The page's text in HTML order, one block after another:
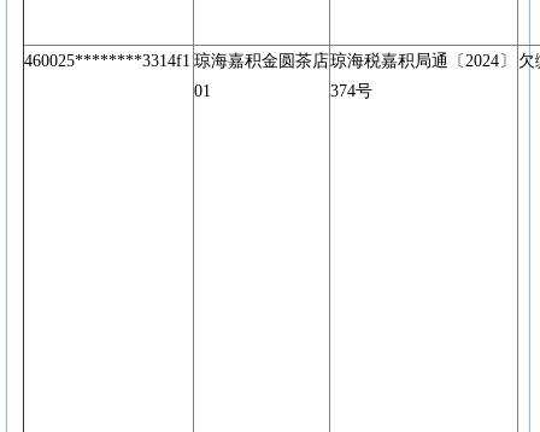
460025********3314f1 琼海嘉积金圆茶店
01
琼海税嘉积局通〔2024〕
374号
欠